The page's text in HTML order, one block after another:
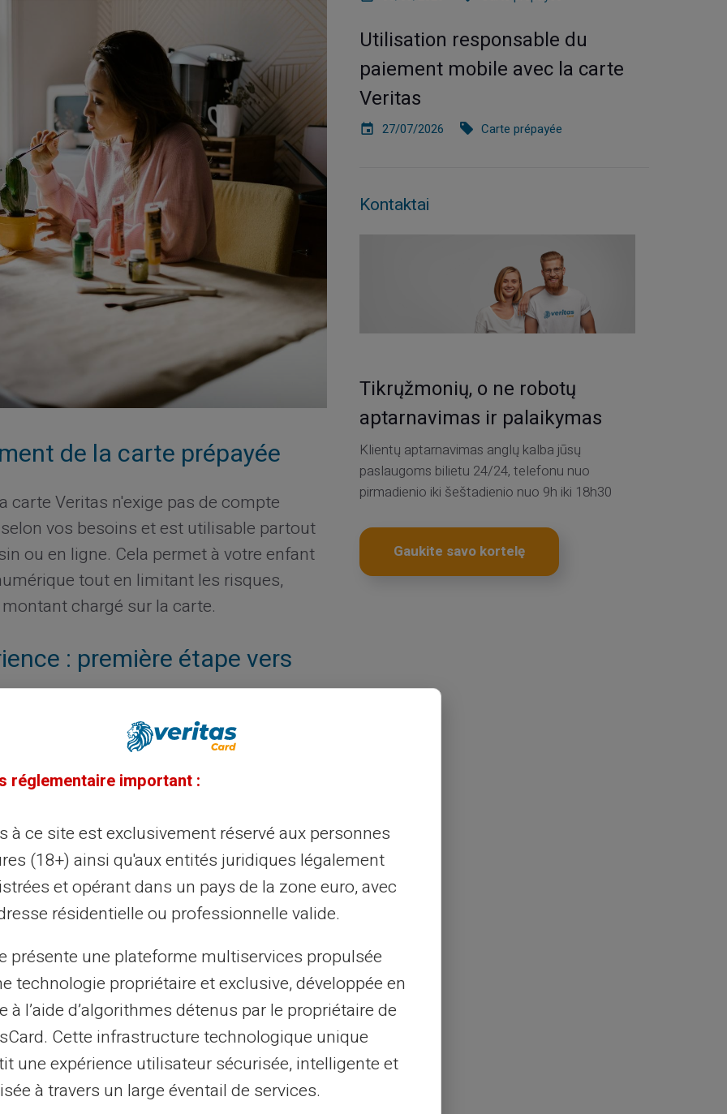
de la carte prépayée
carte Veritas n'exige pas de compte
vos besoins et est utilisable partout
ou en ligne. Cela permet à votre enfant
tout en limitant les risques,
chargé sur la carte.
: première étape vers
lui donner la possibilité d'apprendre
il comprendra mieux la valeur de
Cette initiation pratique crée une
et développe son autonomie.
de l'éducation
d'argent. Avec la carte Veritas, vous
soit en boutique, soit en
dépenses via une application dédiée,
temps réel si nécessaire. Cela renforce le
tout en enseignant aux enfants les
budget.
Utilisation responsable du
paiement mobile avec la carte
Veritas
27/07/2026 Carte prépayée
Kontaktai
Tikrųžmonių, o ne robotų
aptarnavimas ir palaikymas
Klientų aptarnavimas anglų kalba jūsų
paslaugoms bilietu 24/24, telefonu nuo
pirmadienio iki šeštadienio nuo 9h iki 18h30
Gaukite savo kortelę
réglementaire important :
à ce site est exclusivement réservé aux personnes
(18+) ainsi qu'aux entités juridiques légalement
et opérant dans un pays de la zone euro, avec
résidentielle ou professionnelle valide.
présente une plateforme multiservices propulsée
technologie propriétaire et exclusive, développée en
à l’aide d’algorithmes détenus par le propriétaire de
Cette infrastructure technologique unique
une expérience utilisateur sécurisée, intelligente et
à travers un large éventail de services.